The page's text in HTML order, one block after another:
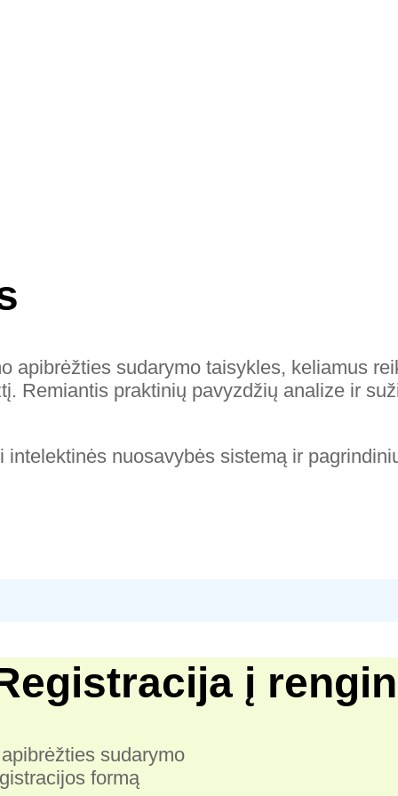
apibrėžties sudarymo taisykles, keliamus
Remiantis praktinių pavyzdžių analize ir
nuosavybės sistemą ir
į
sudarymo
formą